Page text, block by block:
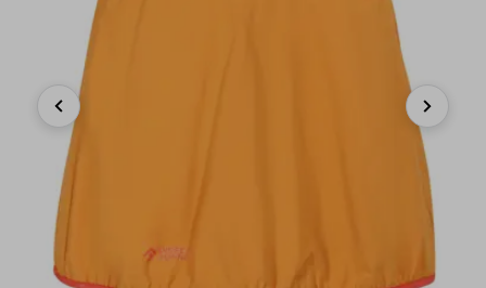
Previous Next